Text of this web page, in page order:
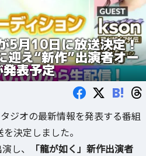
5月10日に放送決定！
迎え“新作”出演者オー
表予定
B!
ジオの最新情報を発表する番組
決定しました。
し、
「龍が如く」新作出演者